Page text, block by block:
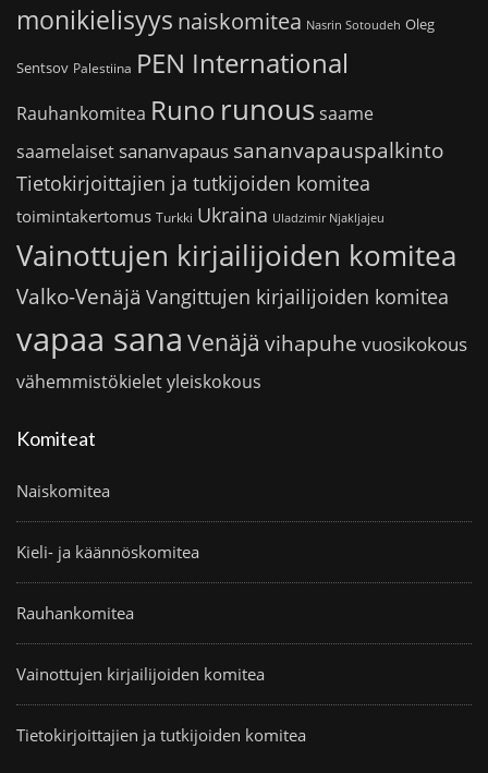
monikielisyys naiskomitea Nasrin Sotoudeh Oleg
Sentsov Palestiina PEN International
Rauhankomitea Runo runoussaame
saamelaiset sananvapaus sananvapauspalkinto
Tietokirjoittajien ja tutkijoiden komitea
toimintakertomus Turkki Ukraina Uladzimir Njakljajeu
Vainottujen kirjailijoiden komitea
Valko-Venäjä Vangittujen kirjailijoiden komitea
vapaa sana Venäjä vihapuhe vuosikokous
vähemmistökieletyleiskokous
Komiteat
Naiskomitea
Kieli- ja käännöskomitea
Rauhankomitea
Vainottujen kirjailijoiden komitea
Tietokirjoittajien ja tutkijoiden komitea